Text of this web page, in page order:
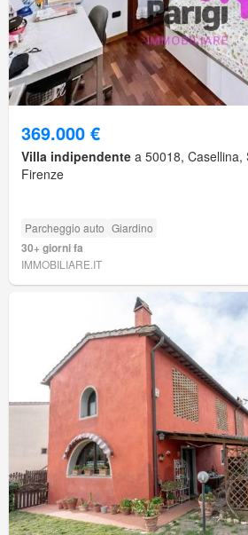
369.000 €
Villa indipendente a 50018, Casellina,
Firenze
Parcheggio auto Giardino
30+ giorni fa
IMMOBILIARE.IT